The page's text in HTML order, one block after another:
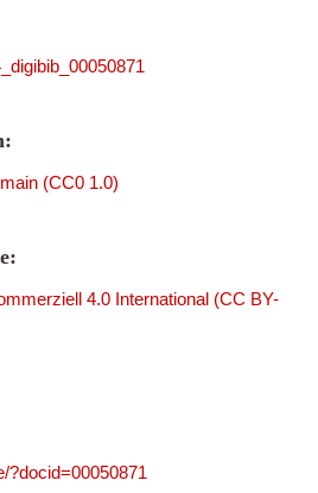
(CC0 1.0)
4.0 International (CC BY-
?docid=00050871